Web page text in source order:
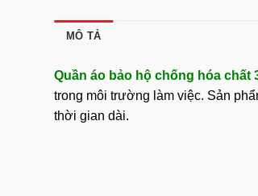
MÔ TẢ
Quần áo bảo hộ chống hóa chất
trong môi trường làm việc. Sản
thời gian dài.